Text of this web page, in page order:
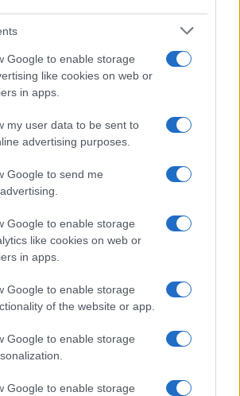
Google to enable storage
like cookies on web or
in apps.
my user data to be sent to
advertising purposes.
Google to send me
Google to enable storage
like cookies on web or
in apps.
Google to enable storage
of the website or app.
Google to enable storage
Google to enable storage
στρεσογόνες καταστάσεις στους
βροντοφωνάζουμε ότι οι Πανελλήνιες
δεν βροντοφωνάζουμε τις αιτίες που
μας στο εξωτερικό; Γιατί
στοιχεία να εισβάλλουν στην ζωή